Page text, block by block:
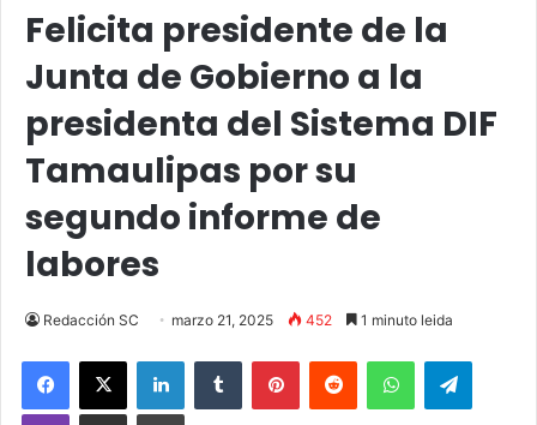
Felicita presidente de la
Junta de Gobierno a la
presidenta del Sistema DIF
Tamaulipas por su
segundo informe de
labores
Redacción SC marzo 21, 2025 452 1 minuto leida
Facebook
X LinkedInTumblr PinterestReddit WhatsApp
Viber Compartir vía email Imprimir